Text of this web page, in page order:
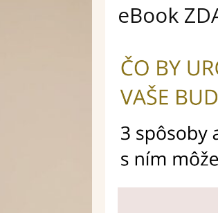
eBook